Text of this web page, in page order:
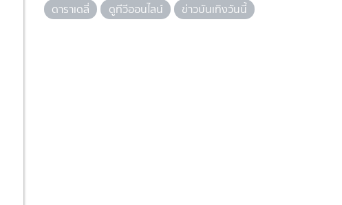
ดาราเดลี่
ดูทีวีออนไลน์ ข่าวบันเทิงวันนี้